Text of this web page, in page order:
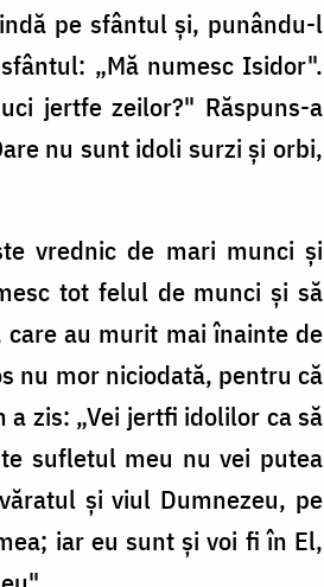
pe sfântul și, punându-l
„Mă numesc Isidor".
jertfe zeilor?" Răspuns-a
nu sunt idoli surzi și orbi,
vrednic de mari munci și
tot felul de munci și să
au murit mai înainte de
nu mor niciodată, pentru că
a zis: „Vei jertfi idolilor ca să
sufletul meu nu vei putea
și viul Dumnezeu, pe
iar eu sunt și voi fi în El,